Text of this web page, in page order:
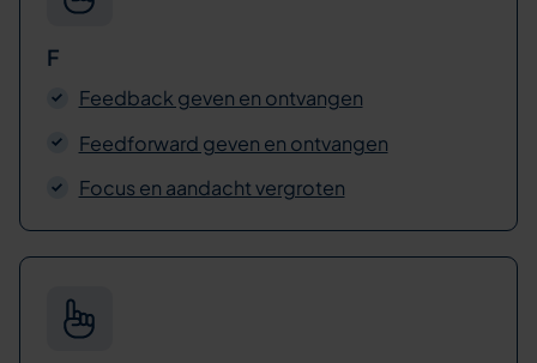
F
Feedback geven en ontvangen
Feedforward geven en ontvangen
Focus en aandacht vergroten